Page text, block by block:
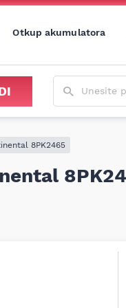
Otkup akumulatora
8PK2465